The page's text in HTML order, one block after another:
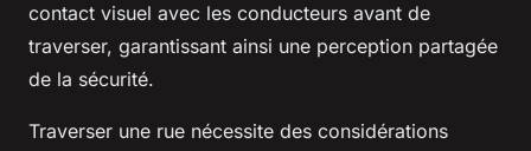
contact visuel avec les conducteurs avant de
traverser, garantissant ainsi une perception partagée
de la sécurité.
Traverser une rue nécessite des considérations